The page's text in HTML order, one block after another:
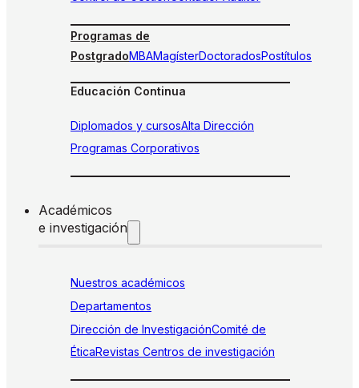
Programas de
PostgradoMBAMagísterDoctoradosPostítulos
Educación Continua
Diplomados y cursosAlta Dirección
Programas Corporativos
Académicos
e investigación
Nuestros académicos
Departamentos
Dirección de InvestigaciónComité de
ÉticaRevistas Centros de investigación